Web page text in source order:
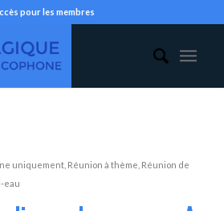
pour les membres
uniquement, Réunion à thème Réunion de
eau